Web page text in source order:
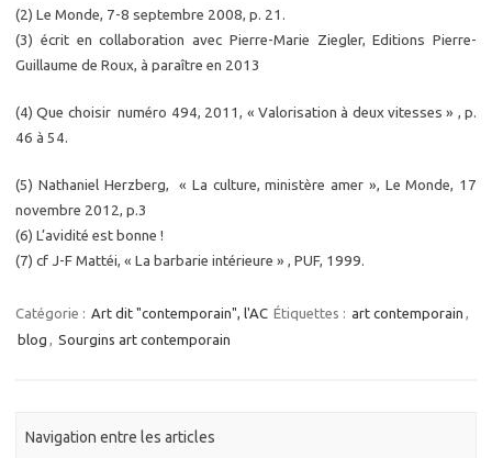
(2) Le Monde, 7-8 septembre 2008, p. 21.
(3) écrit en collaboration avec Pierre-Marie Ziegler, Editions Pierre-
Guillaume de Roux, à paraître en 2013
(4) Que choisir numéro 494, 2011, « Valorisation à deux vitesses » , p.
46 à 54.
(5) Nathaniel Herzberg, « La culture, ministère amer », Le Monde, 17
novembre 2012, p.3
(6) L’avidité est bonne !
(7) cf J-F Mattéi, « La barbarie intérieure » , PUF, 1999.
Catégorie : Art dit "contemporain", l'AC Étiquettes : art contemporain ,
blog , Sourgins art contemporain
Navigation entre les articles